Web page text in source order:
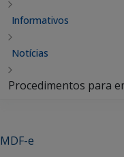
Informativos
Notícias
Procedimentos para
MDF-e